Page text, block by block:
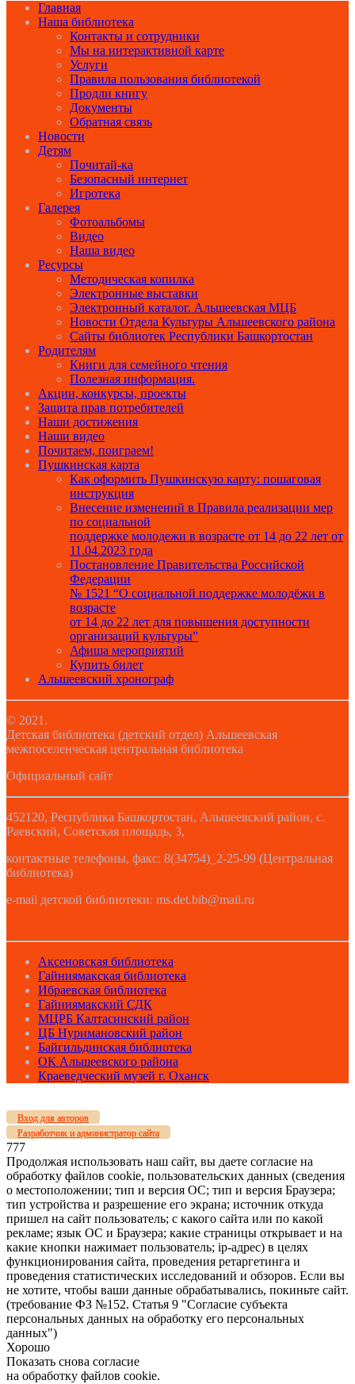
Главная
Наша библиотека
Контакты и сотрудники
Мы на интерактивной карте
Услуги
Правила пользования библиотекой
Продли книгу
Документы
Обратная связь
Новости
Детям
Почитай-ка
Безопасный интернет
Игротека
Галерея
Фотоальбомы
Видео
Наша видео
Ресурсы
Методическая копилка
Электронные выставки
Электронный каталог. Альшеевская МЦБ
Новости Отдела Культуры Альшеевского района
Сайты библиотек Республики Башкортостан
Родителям
Книги для семейного чтения
Полезная информация.
Акции, конкурсы, проекты
Защита прав потребителей
Наши достижения
Наши видео
Почитаем, поиграем!
Пушкинская карта
Как оформить Пушкинскую карту: пошаговая
инструкция
Внесение изменений в Правила реализации мер
по социальной
поддержке молодежи в возрасте от 14 до 22 лет от
11.04.2023 года
Постановление Правительства Российской
Федерации
№ 1521 “О социальной поддержке молодёжи в
возрасте
от 14 до 22 лет для повышения доступности
организаций культуры”
Афиша мероприятий
Купить билет
Альшеевский хронограф
© 2021.
Детская библиотека (детский отдел) Альшеевская
межпоселенческая центральная библиотека
Официальный сайт
452120, Республика Башкортостан, Альшеевский район, с.
Раевский, Советская площадь, 3,
контактные телефоны, факс: 8(34754)_2-25-99 (Центральная
библиотека)
e-mail детской библиотеки: ms.det.bib@mail.ru
Аксеновская библиотека
Гайниямакская библиотека
Ибраевская библиотека
Гайниямакский СДК
МЦРБ Калтасинский район
ЦБ Нуримановский район
Байгильдинская библиотека
ОК Альшеевского района
Краеведческий музей г. Оханск
Вход для авторов
Разработчик и администратор сайта
777
Продолжая использовать наш сайт, вы даете согласие на
обработку файлов cookie, пользовательских данных (сведения
о местоположении; тип и версия ОС; тип и версия Браузера;
тип устройства и разрешение его экрана; источник откуда
пришел на сайт пользователь; с какого сайта или по какой
рекламе; язык ОС и Браузера; какие страницы открывает и на
какие кнопки нажимает пользователь; ip-адрес) в целях
функционирования сайта, проведения ретаргетинга и
проведения статистических исследований и обзоров. Если вы
не хотите, чтобы ваши данные обрабатывались, покиньте сайт.
(требование ФЗ №152. Статья 9 "Согласие субъекта
персональных данных на обработку его персональных
данных")
Хорошо
Показать снова согласие
на обработку файлов cookie.